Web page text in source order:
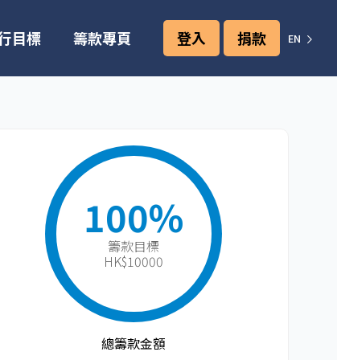
EN
目標 籌款專頁 登入 捐款
100%
籌款目標​
HK$10000
總籌款金額​